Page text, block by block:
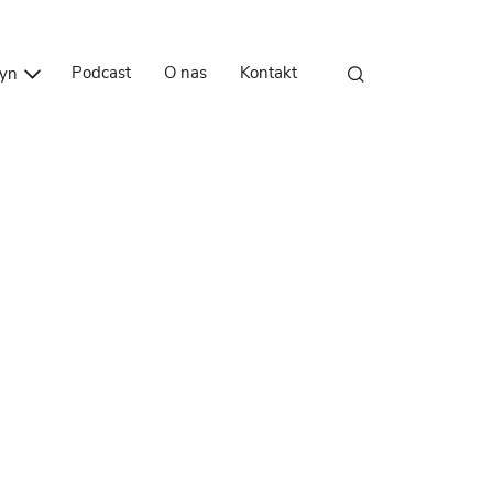
Podcast O nas Kontakt
Przejdź do treści